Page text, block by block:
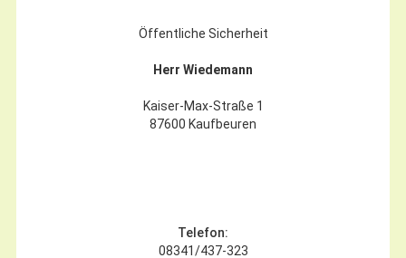
Öffentliche Sicherheit
Herr Wiedemann
Kaiser-Max-Straße 1
87600 Kaufbeuren
Telefon:
08341/437-323